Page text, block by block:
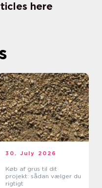
here
30. July 2026
Køb af grus til dit
projekt: sådan vælger du
rigtigt